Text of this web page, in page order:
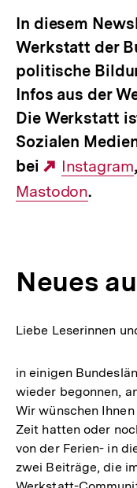
In diesem
Werkstatt der
politische
Infos aus der
Die Werkstatt
Sozialen
bei
Externer
Link:
Instagram,
Mastodon.
Neues
Liebe Leserinnen
in einigen
wieder begonnen,
Wir wünschen
Zeit hatten oder
von der Ferien- in
zwei Beiträge, die